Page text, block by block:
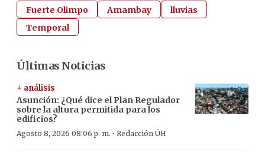
Fuerte Olimpo Amambay
lluvias
Temporal
Últimas Noticias
+ análisis
Asunción: ¿Qué dice el Plan Regulador
sobre la altura permitida para los
edificios?
Agosto 8, 2026 08:06 p. m. · Redacción ÚH